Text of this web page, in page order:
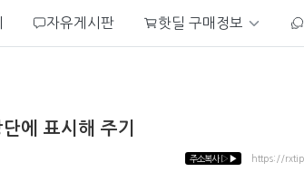
자유게시판 핫딜 구매정보
에 표시해 주기
주소복사 ▷▶ https://